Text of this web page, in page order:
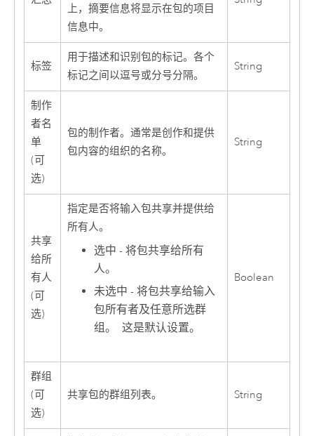
上，摘要信息将显示在包的项目
信息中。
标签
用于描述和识别包的标记。各个
标记之间以逗号或分号分隔。
String
制作
者名
单
(可
选)
包的制作者。通常是创作和提供
包内容的组织的名称。
String
共享
给所
有人
(可
选)
指定是否将输入包共享并提供给
所有人。
选中 - 将包共享给所有
人。
未选中 - 将包共享给输入
包所有者及任意所选群
组。 这是默认设置。
Boolean
群组
(可
选)
共享包的群组列表。 String